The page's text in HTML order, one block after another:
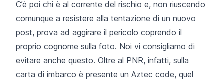
C’è poi chi è al corrente del rischio e, non riuscendo
comunque a resistere alla tentazione di un nuovo
post, prova ad aggirare il pericolo coprendo il
proprio cognome sulla foto. Noi vi consigliamo di
evitare anche questo. Oltre al PNR, infatti, sulla
carta di imbarco è presente un Aztec code, quel